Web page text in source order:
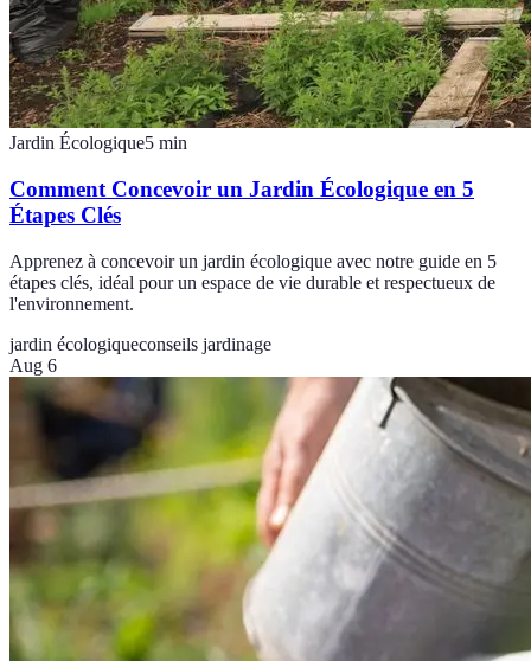
Jardin Écologique5 min
Comment Concevoir un Jardin Écologique en 5
Étapes Clés
Apprenez à concevoir un jardin écologique avec notre guide en 5
étapes clés, idéal pour un espace de vie durable et respectueux de
l'environnement.
jardin écologiqueconseils jardinage
Aug 6